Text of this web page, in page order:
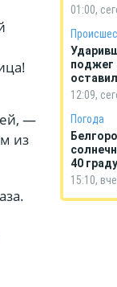
—
из
01:00,
поджег
12:09,
Погода
40
15:10,